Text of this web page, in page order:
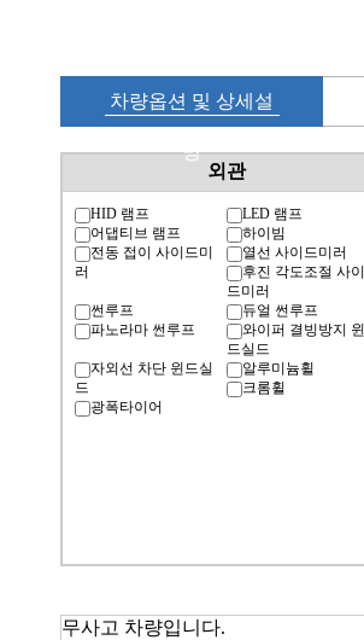
차량옵션 및 상세설
명
외관
HID 램프
LED 램프
어댑티브 램프
하이빔
전동 접이 사이드미
러
열선 사이드미러
후진 각도조절 사이
드미러
썬루프
듀얼 썬루프
파노라마 썬루프
와이퍼 결빙방지 윈
드실드
자외선 차단 윈드실
드
알루미늄휠
크롬휠
광폭타이어
무사고 차량입니다.